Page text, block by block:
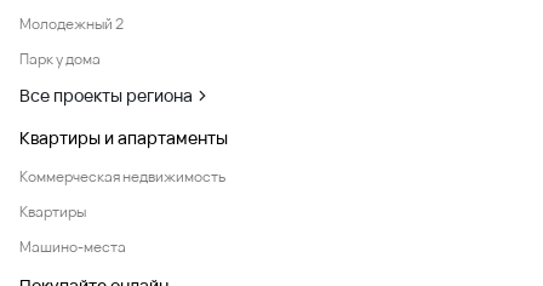
Молодежный 2
Парк у дома
Все проекты региона
Квартиры и апартаменты
Коммерческая недвижимость
Квартиры
Машино-места